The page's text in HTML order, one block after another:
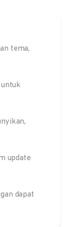
tema,
update
dapat